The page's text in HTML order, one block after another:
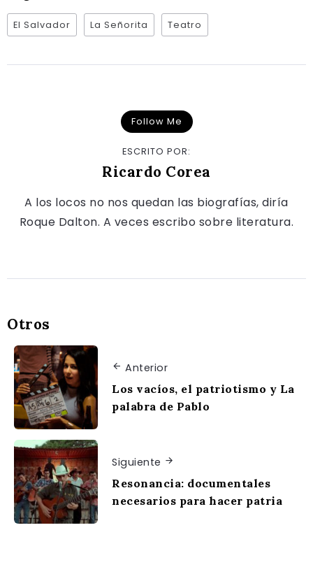
El Salvador La Señorita Teatro
Follow Me
ESCRITO POR:
Ricardo Corea
A los locos no nos quedan las biografías, diría
Roque Dalton. A veces escribo sobre literatura.
Otros
Anterior
Los vacíos, el patriotismo y La
palabra de Pablo
Siguiente
Resonancia: documentales
necesarios para hacer patria